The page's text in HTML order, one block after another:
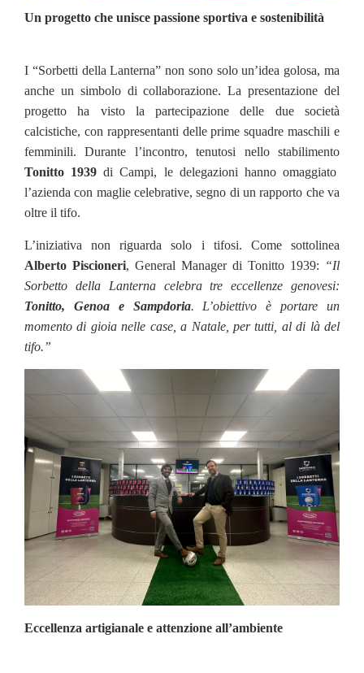
Un progetto che unisce passione sportiva e sostenibilità
I “Sorbetti della Lanterna” non sono solo un’idea golosa, ma
anche un simbolo di collaborazione. La presentazione del
progetto ha visto la partecipazione delle due società
calcistiche, con rappresentanti delle prime squadre maschili e
femminili. Durante l’incontro, tenutosi nello stabilimento
Tonitto 1939 di Campi, le delegazioni hanno omaggiato
l’azienda con maglie celebrative, segno di un rapporto che va
oltre il tifo.
L’iniziativa non riguarda solo i tifosi. Come sottolinea
Alberto Piscioneri, General Manager di Tonitto 1939: “Il
Sorbetto della Lanterna celebra tre eccellenze genovesi:
Tonitto, Genoa e Sampdoria. L’obiettivo è portare un
momento di gioia nelle case, a Natale, per tutti, al di là del
tifo.”
Eccellenza artigianale e attenzione all’ambiente